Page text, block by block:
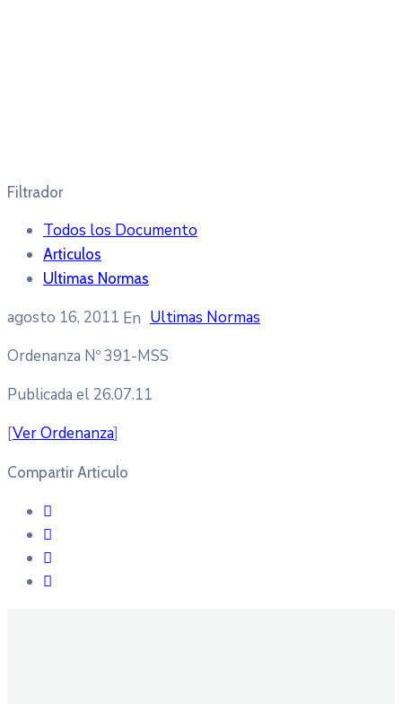
Filtrador
Todos los Documento
Articulos
Ultimas Normas
agosto 16, 2011
Ultimas Normas
Ordenanza Nº 391-MSS
Publicada el 26.07.11
[Ver Ordenanza]
Compartir Articulo